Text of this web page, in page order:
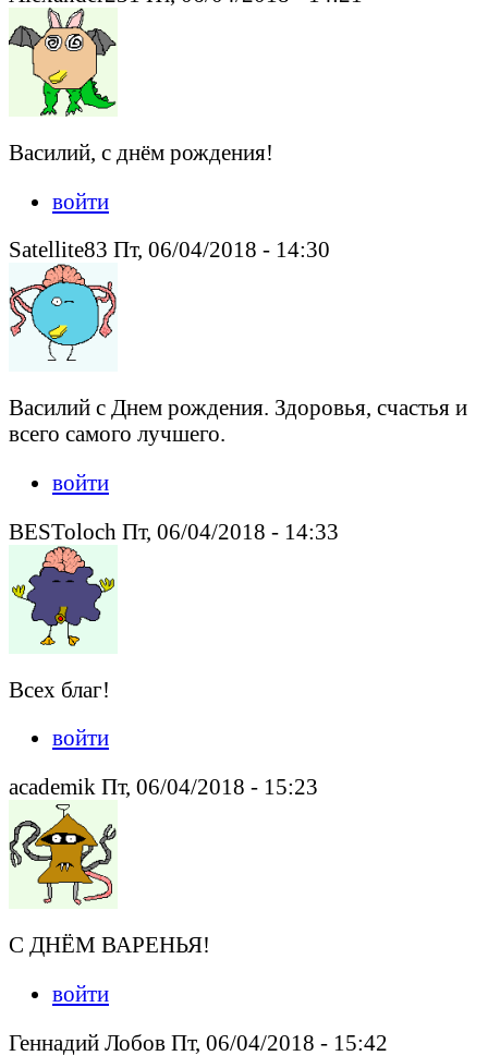
Василий, с днём рождения!
войти
Satellite83 Пт, 06/04/2018 - 14:30
Василий с Днем рождения. Здоровья, счастья и
всего самого лучшего.
войти
BESToloch Пт, 06/04/2018 - 14:33
Всех благ!
войти
academik Пт, 06/04/2018 - 15:23
С ДНЁМ ВАРЕНЬЯ!
войти
Геннадий Лобов Пт, 06/04/2018 - 15:42